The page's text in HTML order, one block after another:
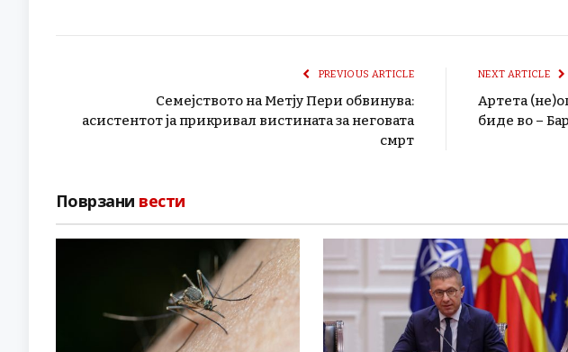
PREVIOUS ARTICLE
Семејството на Метју Пери обвинува:
асистентот ја прикривал вистината за неговата
смрт
NEXT ARTICLE
Артета
биде во –
Поврзани вести